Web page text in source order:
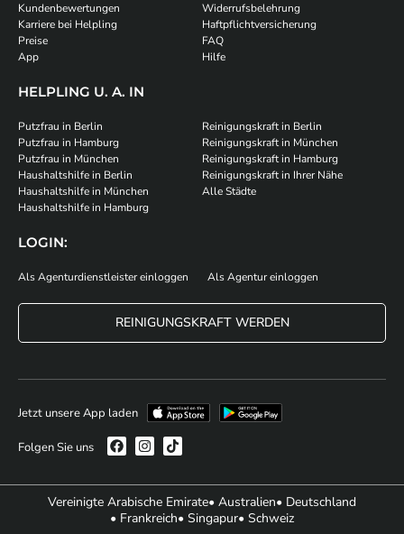
Kundenbewertungen
Karriere bei Helpling
Preise
App
Widerrufsbelehrung
Haftpflichtversicherung
FAQ
Hilfe
HELPLING U. A. IN
Putzfrau in Berlin
Putzfrau in Hamburg
Putzfrau in München
Haushaltshilfe in Berlin
Haushaltshilfe in München
Haushaltshilfe in Hamburg
Reinigungskraft in Berlin
Reinigungskraft in München
Reinigungskraft in Hamburg
Reinigungskraft in Ihrer Nähe
Alle Städte
LOGIN:
Als Agenturdienstleister einloggen Als Agentur einloggen
REINIGUNGSKRAFT WERDEN
Jetzt unsere App laden
Folgen Sie uns
Vereinigte Arabische Emirate• Australien• Deutschland
• Frankreich• Singapur• Schweiz